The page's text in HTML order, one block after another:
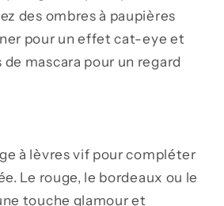
des ombres à paupières
pour un effet cat-eye et
mascara pour un regard
à lèvres vif pour compléter
Le rouge, le bordeaux ou le
touche glamour et